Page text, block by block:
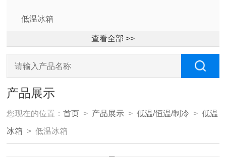
低温冰箱
查看全部 >>
产品展示
您现在的位置：首页 > 产品展示 >低温/恒温/制冷 >低温
冰箱 > 低温冰箱